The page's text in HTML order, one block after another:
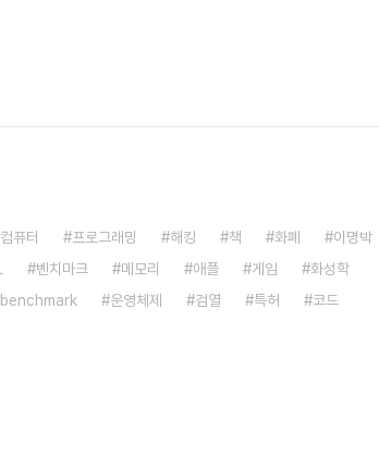
컴퓨터 프로그래밍 해킹 책 화폐
이명박
벤치마크 메모리 애플 게임
화성학
benchmark 운영체제 검열 특허
코드